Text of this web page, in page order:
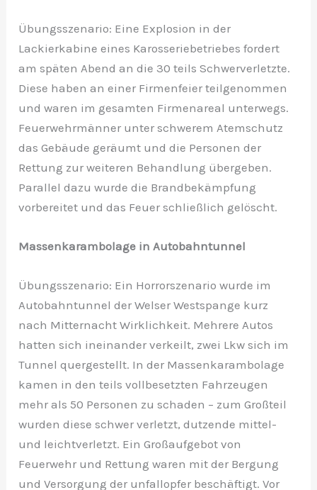
Übungsszenario: Eine Explosion in der
Lackierkabine eines Karosseriebetriebes fordert
am späten Abend an die 30 teils Schwerverletzte.
Diese haben an einer Firmenfeier teilgenommen
und waren im gesamten Firmenareal unterwegs.
Feuerwehrmänner unter schwerem Atemschutz
das Gebäude geräumt und die Personen der
Rettung zur weiteren Behandlung übergeben.
Parallel dazu wurde die Brandbekämpfung
vorbereitet und das Feuer schließlich gelöscht.
Massenkarambolage in Autobahntunnel
Übungsszenario: Ein Horrorszenario wurde im
Autobahntunnel der Welser Westspange kurz
nach Mitternacht Wirklichkeit. Mehrere Autos
hatten sich ineinander verkeilt, zwei Lkw sich im
Tunnel quergestellt. In der Massenkarambolage
kamen in den teils vollbesetzten Fahrzeugen
mehr als 50 Personen zu schaden – zum Großteil
wurden diese schwer verletzt, dutzende mittel-
und leichtverletzt. Ein Großaufgebot von
Feuerwehr und Rettung waren mit der Bergung
und Versorgung der unfallopfer beschäftigt. Vor